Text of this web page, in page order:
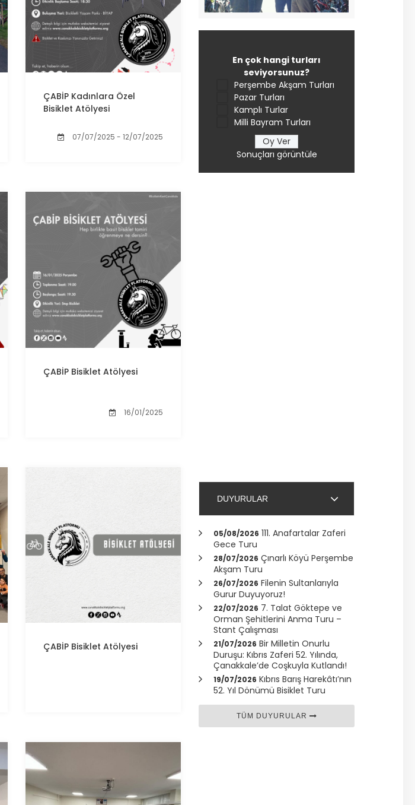
ÇABİPKadınlara Özel
Bisiklet Atölyesi
07/07/2025 - 12/07/2025
ÇABİPBisiklet Atölyesi
16/01/2025
ÇABİPBisiklet Atölyesi
En çok hangi turları
seviyorsunuz?
Perşembe Akşam Turları
Pazar Turları
Kamplı Turlar
Milli Bayram Turları
Sonuçları görüntüle
DUYURULAR
05/08/2026 111. Anafartalar Zaferi
Gece Turu
28/07/2026 Çınarlı Köyü Perşembe
Akşam Turu
26/07/2026 Filenin Sultanlarıyla
Gurur Duyuyoruz!
22/07/2026 7. Talat Göktepe ve
Orman Şehitlerini Anma Turu –
Stant Çalışması
21/07/2026 Bir Milletin Onurlu
Duruşu: Kıbrıs Zaferi 52. Yılında,
Çanakkale’de Coşkuyla Kutlandı!
19/07/2026 Kıbrıs Barış Harekâtı’nın
52. Yıl Dönümü Bisiklet Turu
TÜM DUYURULAR